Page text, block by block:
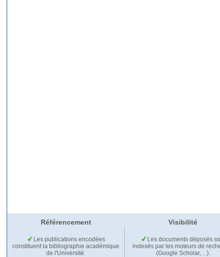
Référencement Visibilité
Les publications encodées
constituent la bibliographie académique
de l'Université.
Les documents déposés
indexés par les moteurs de
(Google Scholar,…).